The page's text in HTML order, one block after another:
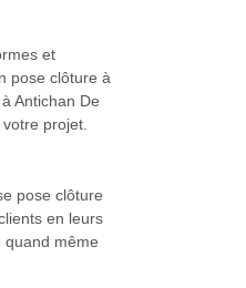
et
pose clôture à
Antichan De
projet.
pose clôture
en leurs
quand même